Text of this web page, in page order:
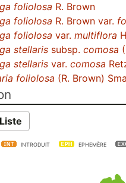
foliolosa R. Brown
foliolosa R. Brown var.
foliolosa var. multiflora
stellaris subsp. comosa
stellaris var. comosa
foliolosa (R. Brown)
Liste
INTRODUIT EPHEMÈRE